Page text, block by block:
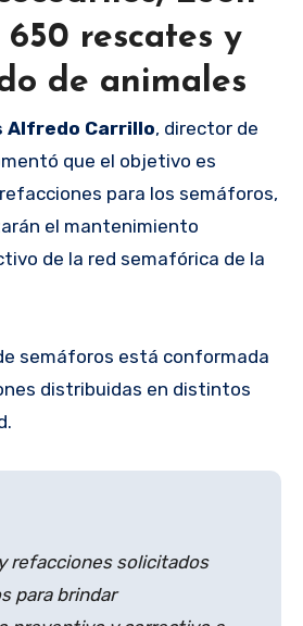
rescates y
de animales
Alfredo Carrillo, director de
que el objetivo es
para los semáforos,
el mantenimiento
de la red semafórica de la
semáforos está conformada
distribuidas en distintos
refacciones solicitados
para brindar